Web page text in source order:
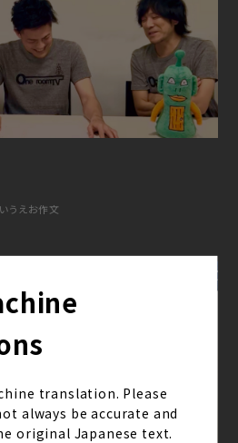
translation. Please
always be accurate and
original Japanese text.
うえお作文